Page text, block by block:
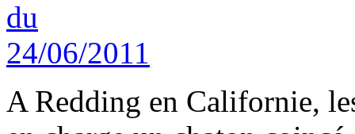
A Redding en Californie,